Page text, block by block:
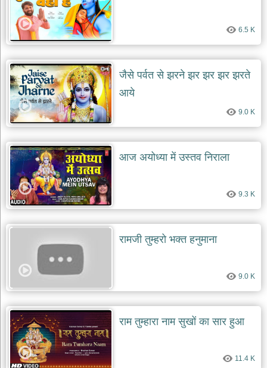
6.5 K
जैसे पर्वत से झरने झर झर झर झरते
आये
9.0 K
आज अयोध्या में उस्तव निराला
9.3 K
रामजी तुम्हरो भक्त हनुमाना
9.0 K
राम तुम्हारा नाम सुखों का सार हुआ
11.4 K